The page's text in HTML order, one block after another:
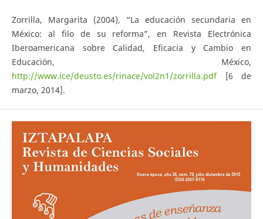
Zorrilla, Margarita (2004), “La educación secundaria en
México: al filo de su reforma”, en Revista Electrónica
Iberoamericana sobre Calidad, Eficacia y Cambio en
Educación, México,
http://www.ice/deusto.es/rinace/vol2n1/zorrilla.pdf[6 de
marzo, 2014].